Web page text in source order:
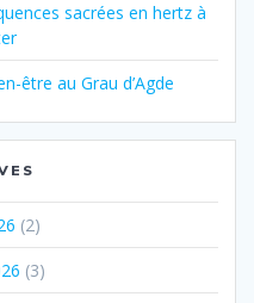
sacrées en hertz à
être au Grau d’Agde
(2)
(3)